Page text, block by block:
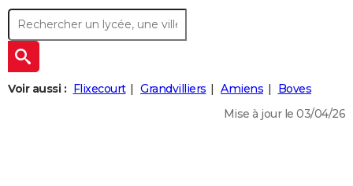
Aménagement intérieur
Cuisine
Jardinage
+ WEEK-END
Guides de France
Escapades
Patrimoine
Expositions
Musées
Week-end nature
+
LIFESTYLE
SANTE
Voir aussi : Flixecourt Grandvilliers Amiens
Boves
Mise à jour le 03/04/26